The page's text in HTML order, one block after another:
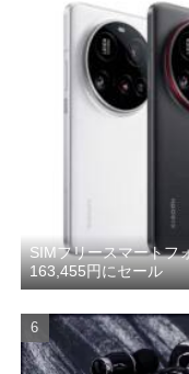
SIMフリースマートフ
163,455円にセール